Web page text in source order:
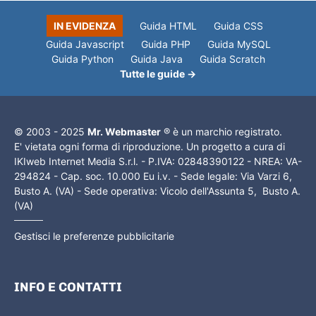
IN EVIDENZA Guida HTML
Guida CSS
Guida Javascript
Guida PHP
Guida MySQL
Guida Python
Guida Java
Guida Scratch
Tutte le guide →
© 2003 - 2025 Mr. Webmaster ® è un marchio registrato.
E' vietata ogni forma di riproduzione. Un progetto a cura di
IKIweb Internet Media S.r.l. - P.IVA: 02848390122 - NREA: VA-
294824 - Cap. soc. 10.000 Eu i.v. - Sede legale: Via Varzi 6,
Busto A. (VA) - Sede operativa: Vicolo dell'Assunta 5, Busto A.
(VA)
Gestisci le preferenze pubblicitarie
INFO E CONTATTI